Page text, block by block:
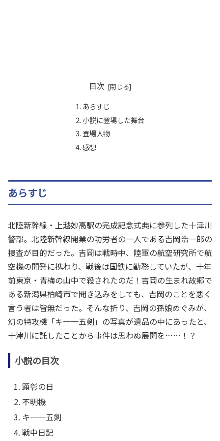
目次
あらすじ
小説に登場した舞台
登場人物
感想
あらすじ
北陸新幹線・上越妙高駅の完成記念式典に参列した十津川
警部。北陸新幹線開業の功労者の一人である吉岡浩一郎の
捜査が目的だった。吉岡は戦時中、陸軍の航空研究所で航
空機の開発に携わり、戦後は国鉄に勤務していたが、十年
前東京・青梅の山中で殺されたのだ！吉岡の生まれ故郷で
ある新潟県柏崎市で聞き込みをしても、吉岡のことを悪く
言う者は皆無だった。そんな折り、吉岡の孫娘めぐみが、
幻の特攻機「キ一一五剣」の写真が遺品の中にあったと、
十津川に託したことから事件は思わぬ展開を……！？
小説の目次
顕彰の日
不明機
キ一一五剣
戦中日記